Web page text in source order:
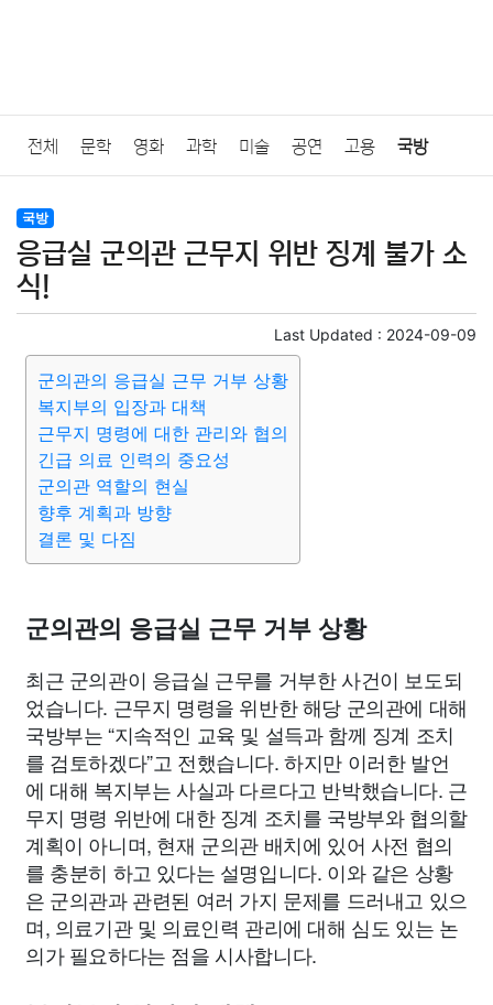
전체 문학 영화 과학 미술 공연 고용 국방
법률
질병 가요 방송 일상 주식 암호화폐 블록체인
미용 증권 인테리어
요리 상품리뷰 원예 금융 게임
대출 자동차 취미 여행 맛집
종교 사회 정치
부동산 외국어 교육 교통 생활
국방
응급실 군의관 근무지 위반 징계 불가 소
식!
Last Updated : 2024-09-09
군의관의 응급실 근무 거부 상황
복지부의 입장과 대책
근무지 명령에 대한 관리와 협의
긴급 의료 인력의 중요성
군의관 역할의 현실
향후 계획과 방향
결론 및 다짐
군의관의 응급실 근무 거부 상황
최근 군의관이 응급실 근무를 거부한 사건이 보도되
었습니다. 근무지 명령을 위반한 해당 군의관에 대해
국방부는 “지속적인 교육 및 설득과 함께 징계 조치
를 검토하겠다”고 전했습니다. 하지만 이러한 발언
에 대해 복지부는 사실과 다르다고 반박했습니다. 근
무지 명령 위반에 대한 징계 조치를 국방부와 협의할
계획이 아니며, 현재 군의관 배치에 있어 사전 협의
를 충분히 하고 있다는 설명입니다. 이와 같은 상황
은 군의관과 관련된 여러 가지 문제를 드러내고 있으
며, 의료기관 및 의료인력 관리에 대해 심도 있는 논
의가 필요하다는 점을 시사합니다.